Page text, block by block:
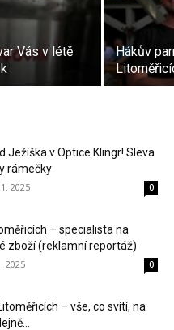
Vás v létě
Hákův
Ježíška v Optice Klingr! Sleva
rámečky
2025 0
– specialista na
zboží (reklamní reportáž)
2025 0
– vše, co svítí, na